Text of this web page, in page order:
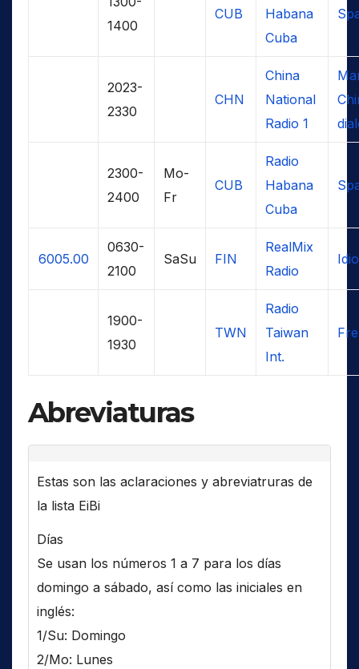
1400
CUB
Habana
Cuba
2023-
2330
CHN
China
National
Radio 1
2300-
2400
Mo-
Fr
CUB
Radio
Habana
Cuba
6005.00
0630-
2100
SaSu FIN
RealMix
Radio
1900-
1930
TWN
Radio
Taiwan
Int.
Abreviaturas
Estas son las aclaraciones y abreviatruras de
la lista EiBi
Días
Se usan los números 1 a 7 para los días
domingo a sábado, así como las iniciales en
inglés:
1/Su: Domingo
2/Mo: Lunes